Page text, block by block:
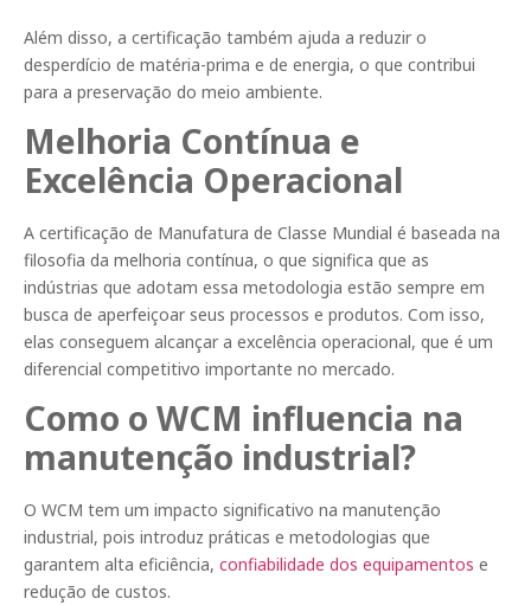
Além disso, a certificação também ajuda a reduzir o
desperdício de matéria-prima e de energia, o que contribui
para a preservação do meio ambiente.
Melhoria Contínua e
Excelência Operacional
A certificação de Manufatura de Classe Mundial é baseada na
filosofia da melhoria contínua, o que significa que as
indústrias que adotam essa metodologia estão sempre em
busca de aperfeiçoar seus processos e produtos. Com isso,
elas conseguem alcançar a excelência operacional, que é um
diferencial competitivo importante no mercado.
Como o WCM influencia na
manutenção industrial?
O WCM tem um impacto significativo na manutenção
industrial, pois introduz práticas e metodologias que
garantem alta eficiência, confiabilidade dos equipamentos e
redução de custos.